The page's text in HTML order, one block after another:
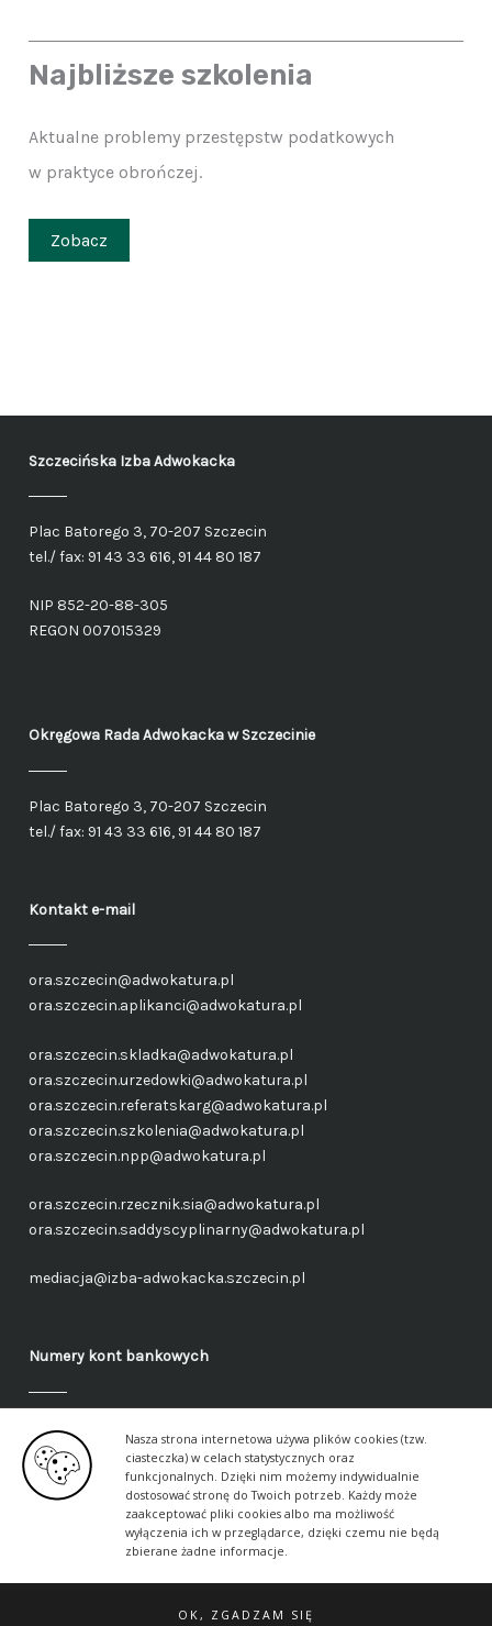
Nasza strona internetowa używa plików cookies (tzw.
ciasteczka) w celach statystycznych oraz
funkcjonalnych. Dzięki nim możemy indywidualnie
dostosować stronę do Twoich potrzeb. Każdy może
zaakceptować pliki cookies albo ma możliwość
wyłączenia ich w przeglądarce, dzięki czemu nie będą
zbierane żadne informacje.
OK, ZGADZAM SIĘ
Najbliższe szkolenia
Aktualne problemy przestępstw podatkowych
w praktyce obrończej.
Zobacz
Szczecińska Izba Adwokacka
Plac Batorego 3, 70-207 Szczecin
tel./ fax: 91 43 33 616, 91 44 80 187
NIP 852-20-88-305
REGON 007015329
Okręgowa Rada Adwokackaw Szczecinie
Plac Batorego 3, 70-207 Szczecin
tel./ fax: 91 43 33 616, 91 44 80 187
Kontakt e-mail
ora.szczecin@adwokatura.pl
ora.szczecin.aplikanci@adwokatura.pl
ora.szczecin.skladka@adwokatura.pl
ora.szczecin.urzedowki@adwokatura.pl
ora.szczecin.referatskarg@adwokatura.pl
ora.szczecin.szkolenia@adwokatura.pl
ora.szczecin.npp@adwokatura.pl
ora.szczecin.rzecznik.sia@adwokatura.pl
ora.szczecin.saddyscyplinarny@adwokatura.pl
mediacja@izba-adwokacka.szczecin.pl
Numery kont bankowych
Fundusz administracyjny – ogólny
40 1050 1559 1000 0090 3288 6591
Fundusz aplikancki – ogólny
17 1050 1559 1000 0090 3288 6617